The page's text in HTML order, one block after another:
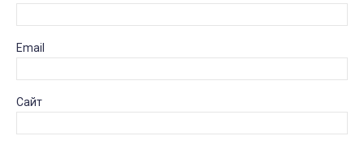
Email
Сайт